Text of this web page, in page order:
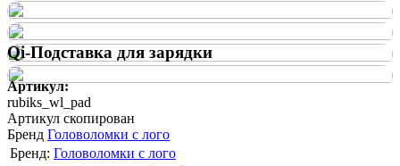
Qi-Подставка для зарядки
Артикул:
rubiks_wl_pad
Артикул скопирован
Бренд Головоломки с лого
Бренд: Головоломки с лого